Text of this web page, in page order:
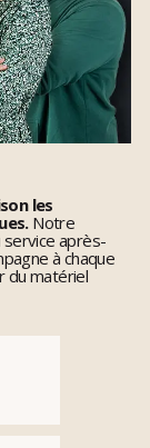
les
Notre
service après-
à chaque
du matériel